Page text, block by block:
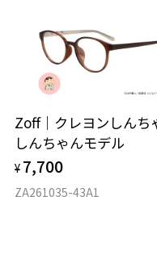
BUSINESS 特集ページをみる
お持ちのZoffメガ
仕上がり寸法
D 仕上がりの横幅：約
きます。
※保証期間内に交換が行
延長されません。
安心2 視力測定無
視力の変化を早め
力測定をおすすめ
安心3 かかり具
談ください。
＜メガネの度数情報がわか
オンラインストアでフレ
実店舗で度付きにできます
ご購入時に「レンズ交換
度数を測定のうえ、度付
Zoff｜クレヨンしん
しんちゃんモデル
¥ 7,700
ZA261035-43A1